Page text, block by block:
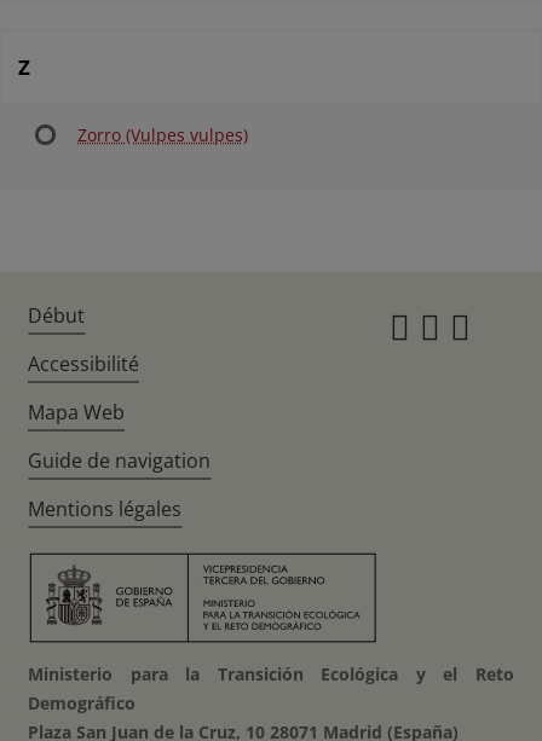
Z
Zorro (Vulpes vulpes)
Début
Accessibilité
Mapa Web
Guide de navigation
Mentions légales
Ministerio para la Transición Ecológica y el Reto
Demográfico
Plaza San Juan de la Cruz, 10 28071 Madrid (España)